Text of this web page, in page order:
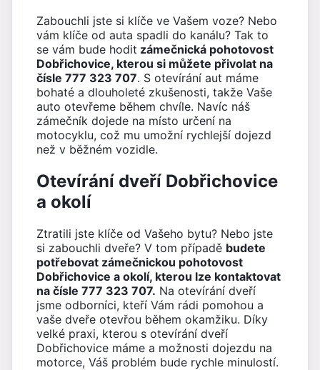
Zabouchli jste si klíče ve Vašem voze? Nebo
vám klíče od auta spadli do kanálu? Tak to
se vám bude hodit zámečnická pohotovost
Dobřichovice, kterou si můžete přivolat na
čísle 777 323 707. S otevírání aut máme
bohaté a dlouholeté zkušenosti, takže Vaše
auto otevřeme během chvíle. Navíc náš
zámečník dojede na místo určení na
motocyklu, což mu umožní rychlejší dojezd
než v běžném vozidle.
Otevírání dveří Dobřichovice
a okolí
Ztratili jste klíče od Vašeho bytu? Nebo jste
si zabouchli dveře? V tom případě budete
potřebovat zámečnickou pohotovost
Dobřichovice a okolí, kterou lze kontaktovat
na čísle 777 323 707. Na otevírání dveří
jsme odborníci, kteří Vám rádi pomohou a
vaše dveře otevřou během okamžiku. Díky
velké praxi, kterou s otevírání dveří
Dobřichovice máme a možnosti dojezdu na
motorce, Váš problém bude rychle minulostí.